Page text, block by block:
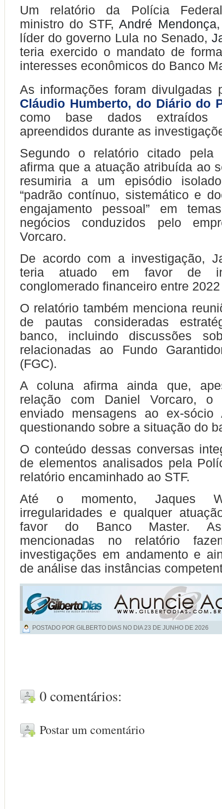
Um relatório da Polícia
ministro do STF,André Mendonça
líder do governo Lula no Senado,
teria exercido o mandato de
interesses econômicos do Banco
As informações foram divulgadas
Cláudio Humberto, do Diário do
como base dados extraídos
apreendidos durante as
Segundo o relatório citado
afirma que a atuação atribuída ao
resumiria a um episódio
“padrão contínuo, sistemático e
engajamento pessoal” em
negócios conduzidos pelo
Vorcaro.
De acordo com a investigação,
teria atuado em favor de
conglomerado financeiro entre
O relatório também menciona
de pautas consideradas
banco, incluindo discussões
relacionadas ao Fundo
(FGC).
A coluna afirma ainda que,
relação com Daniel Vorcaro, o
enviado mensagens ao ex-sócio
questionando sobre a situação do
O conteúdo dessas conversas
de elementos analisados pela
relatório encaminhado ao STF.
Até o momento, Jaques
irregularidades e qualquer
favor do Banco Master. As
mencionadas no relatório
investigações em andamento e
de análise das instâncias
POSTADO POR GILBERTO DIAS NO DIA23 DE JUNHO DE 2026
0 comentários:
Postar um comentário